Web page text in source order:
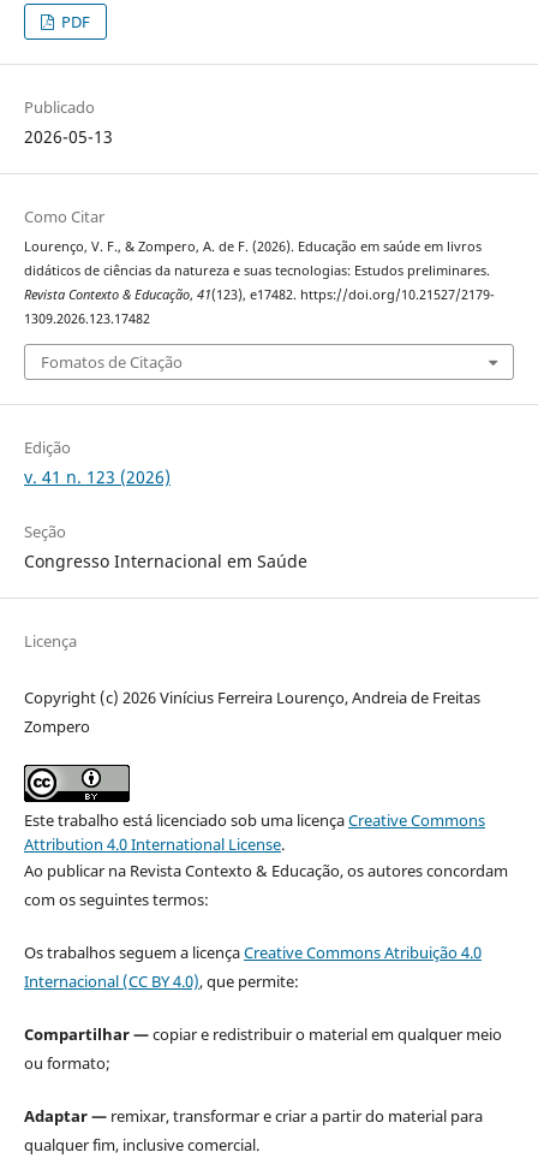
PDF
Publicado
2026-05-13
Como Citar
Lourenço, V. F., & Zompero, A. de F. (2026). Educação em saúde em livros
didáticos de ciências da natureza e suas tecnologias: Estudos preliminares.
Revista Contexto & Educação, 41(123), e17482. https://doi.org/10.21527/2179-
1309.2026.123.17482
Fomatos de Citação
Edição
v. 41 n. 123 (2026)
Seção
Congresso Internacional em Saúde
Licença
Copyright (c) 2026 Vinícius Ferreira Lourenço, Andreia de Freitas
Zompero
Este trabalho está licenciado sob uma licençaCreative Commons
Attribution 4.0 International License.
Ao publicar na Revista Contexto & Educação, os autores concordam
com os seguintes termos:
Os trabalhos seguem a licençaCreative Commons Atribuição 4.0
Internacional (CC BY 4.0), que permite:
Compartilhar —copiar e redistribuir o material em qualquer meio
ou formato;
Adaptar —remixar, transformar e criar a partir do material para
qualquer fim, inclusive comercial.